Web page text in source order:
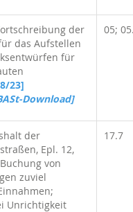
der
das Aufstellen
für
23]
Download]
05;
der
Epl. 12,
von
zuviel
Unrichtigkeit
17.7